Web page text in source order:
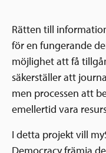
Rätten till
för en fungerande
möjlighet att få
säkerställer att
men processen att
emellertid vara
I detta projekt vill